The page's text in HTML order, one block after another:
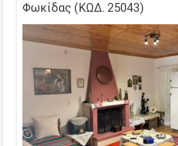
Φωκίδας (ΚΩΔ. 25043)